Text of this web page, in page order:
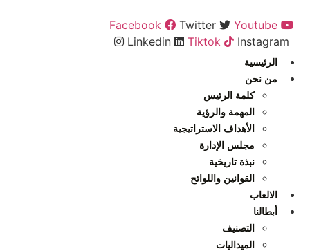
content
Facebook Twitter
Youtube
Linkedin
Tiktok Instagram
الرئيسية
من نحن
كلمة الرئيس
المهمة والرؤية
الأهداف الاستراتيجية
مجلس الإدارة
نبذة تاريخية
القوانين واللوائح
الالعاب
أبطالنا
التصنيف
الميداليات